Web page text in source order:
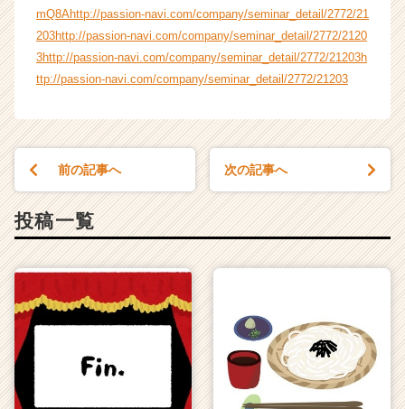
mQ8Ahttp://passion-navi.com/company/seminar_detail/2772/21
203http://passion-navi.com/company/seminar_detail/2772/2120
3http://passion-navi.com/company/seminar_detail/2772/21203h
ttp://passion-navi.com/company/seminar_detail/2772/21203
前の記事へ 次の記事へ
投稿一覧